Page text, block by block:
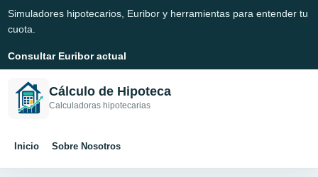
Simuladores hipotecarios, Euribor y herramientas para entender tu
cuota.
Consultar Euribor actual
Cálculo de Hipoteca
Calculadoras hipotecarias
Inicio Sobre Nosotros